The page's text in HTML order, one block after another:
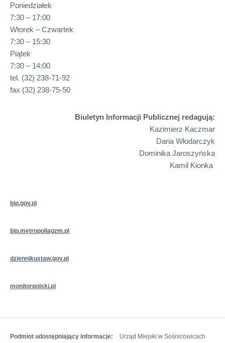
Poniedziałek
7:30 – 17:00
Wtorek – Czwartek
7:30 – 15:30
Piątek
7:30 – 14:00
tel. (32) 238-71-92
fax (32) 238-75-50
Biuletyn Informacji Publicznej redagują:
Kazimierz Kaczmar
Daria Włodarczyk
Dominika Jaroszyńska
Kamil Kionka
bip.gov.pl
bip.metropoliagzm.pl
dziennikustaw.gov.pl
monitorpolski.pl
Podmiot udostępniający informacje:
Urząd Miejski w Sośnicowicach